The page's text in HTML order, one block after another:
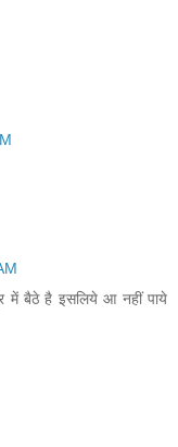
में बैठे है इसलिये आ नहीं पाये